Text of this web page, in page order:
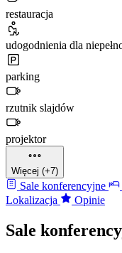
restauracja
udogodnienia dla
parking
rzutnik slajdów
projektor
Więcej (+7)
Sale konferencyjne
Lokalizacja
Opinie
Sale